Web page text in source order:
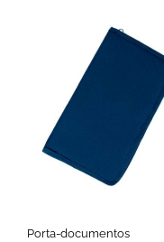
Porta-documentos